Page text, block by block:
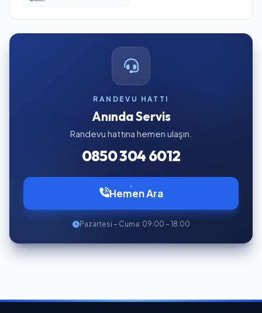
RANDEVU HATTI
Anında Servis
Randevu hattına hemen ulaşın.
0850 304 6012
Hemen Ara
Pazartesi – Cuma: 09:00 – 18:00